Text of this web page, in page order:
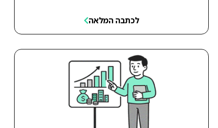
לכתבה המלאה